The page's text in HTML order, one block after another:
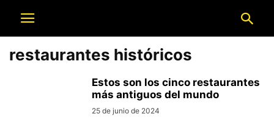
restaurantes históricos
Estos son los cinco restaurantes
más antiguos del mundo
25 de junio de 2024